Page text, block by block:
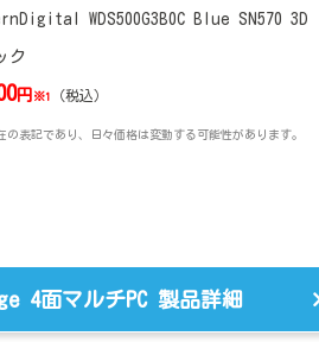
WDS500G3B0C Blue SN570 3D
ク
円 ※1 （税込）
の表記であり、日々価格は変動する可能性があります。
4面マルチPC 製品詳細